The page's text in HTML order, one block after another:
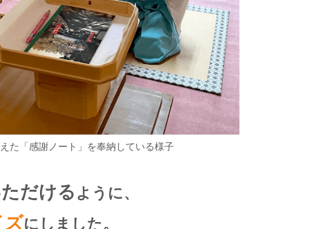
た「感謝ノート」を奉納している様子
だける ように、
ズにしました。